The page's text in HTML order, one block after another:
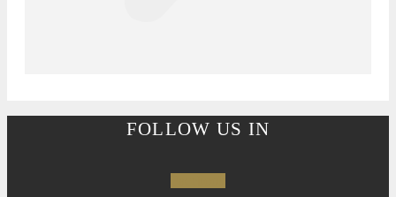
FOLLOW US IN